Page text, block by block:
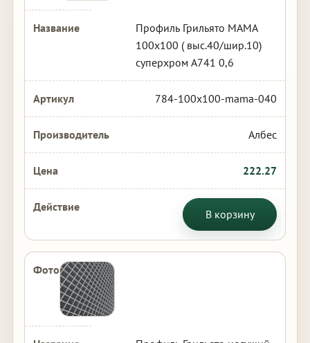
Профиль Грильято МАМА
100х100 ( выс.40/шир.10)
суперхром А741 0,6
784-100x100-mama-040
Албес
222.27
В корзину